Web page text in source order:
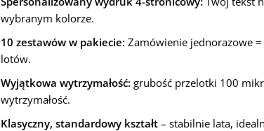
wybranym kolorze.
10 zestawów w pakiecie: Zamówienie jednorazowe
lotów.
Wyjątkowa wytrzymałość: grubość przelotki 100
wytrzymałość.
Klasyczny, standardowy kształt – stabilnie lata,